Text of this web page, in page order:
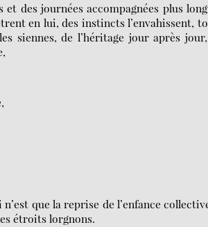
des journées accompagnées plus
en lui, des instincts l’envahissent,
siennes, de l’héritage jour après
que la reprise de l’enfance
étroits lorgnons.